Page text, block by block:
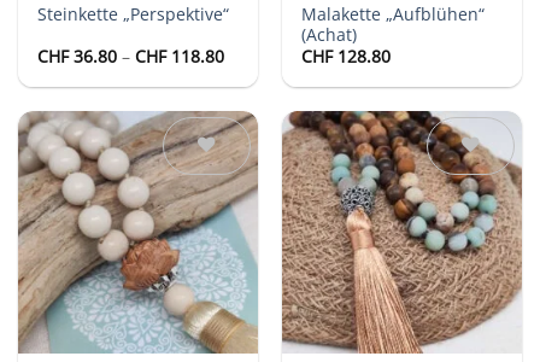
Steinkette „Perspektive“
CHF36.80 –CHF118.80Preisspanne:
bis
Malakette „Aufblühen“
(Achat)
CHF128.80
Auf die
Wunschliste
Auf die
Wunschliste